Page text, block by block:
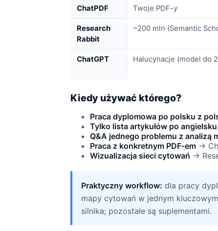
ChatPDF Twoje PDF-y
Research
Rabbit
~200 mln (Semantic
ChatGPT Halucynacje (model do
Kiedy używać którego?
Praca dyplomowa po polsku z
Tylko lista artykułów po
Q&A jednego problemu z analizą
Praca z konkretnym PDF-em →
Wizualizacja sieci cytowań →
Praktyczny workflow: dla pracy
mapy cytowań w jednym
silnika; pozostałe są suplementami.